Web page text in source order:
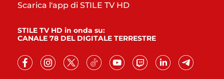
Scarica l'app di STILE TV HD
STILE TV HD in onda su:
CANALE 78 DEL DIGITALE TERRESTRE